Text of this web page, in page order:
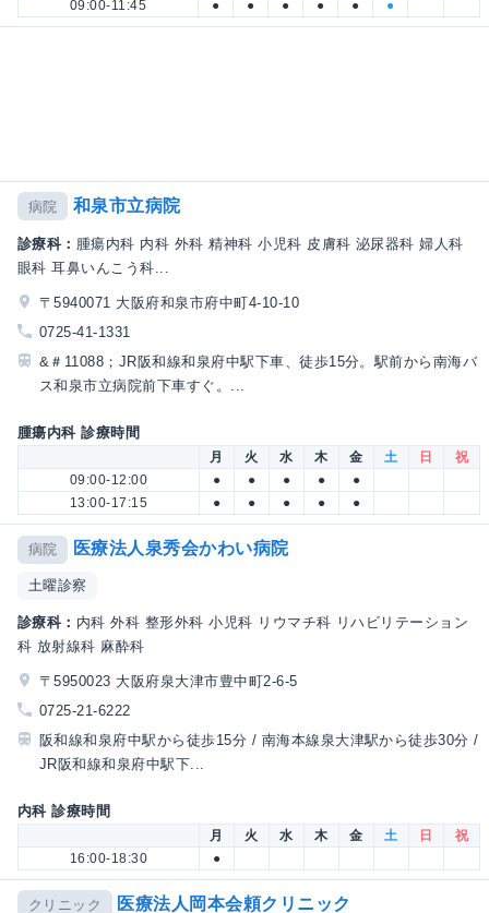
09:00-11:45
● ● ● ● ● ●
病院 和泉市立病院
診療科： 腫瘍内科 内科 外科 精神科 小児科 皮膚科 泌尿器科 婦人科
眼科 耳鼻いんこう科...
〒5940071 大阪府和泉市府中町4-10-10
0725-41-1331
&＃11088；JR阪和線和泉府中駅下車、徒歩15分。駅前から南海バ
ス和泉市立病院前下車すぐ。...
腫瘍内科 診療時間
月 火 水 木 金 土 日
祝
09:00-12:00
● ● ● ●
●
13:00-17:15
● ● ● ● ●
病院 医療法人泉秀会かわい病院
土曜診察
診療科： 内科 外科 整形外科 小児科 リウマチ科 リハビリテーション
科 放射線科 麻酔科
〒5950023 大阪府泉大津市豊中町2-6-5
0725-21-6222
阪和線和泉府中駅から徒歩15分 / 南海本線泉大津駅から徒歩30分 /
JR阪和線和泉府中駅下...
内科 診療時間
月 火 水 木 金 土 日
祝
16:00-18:30
●
クリニック 医療法人岡本会頼クリニック